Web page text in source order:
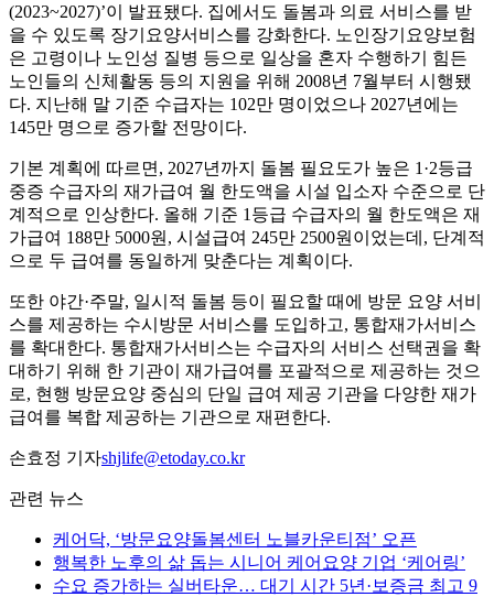
(2023~2027)’이 발표됐다. 집에서도 돌봄과 의료 서비스를 받
을 수 있도록 장기요양서비스를 강화한다. 노인장기요양보험
은 고령이나 노인성 질병 등으로 일상을 혼자 수행하기 힘든
노인들의 신체활동 등의 지원을 위해 2008년 7월부터 시행됐
다. 지난해 말 기준 수급자는 102만 명이었으나 2027년에는
145만 명으로 증가할 전망이다.
기본 계획에 따르면, 2027년까지 돌봄 필요도가 높은 1·2등급
중증 수급자의 재가급여 월 한도액을 시설 입소자 수준으로 단
계적으로 인상한다. 올해 기준 1등급 수급자의 월 한도액은 재
가급여 188만 5000원, 시설급여 245만 2500원이었는데, 단계적
으로 두 급여를 동일하게 맞춘다는 계획이다.
또한 야간·주말, 일시적 돌봄 등이 필요할 때에 방문 요양 서비
스를 제공하는 수시방문 서비스를 도입하고, 통합재가서비스
를 확대한다. 통합재가서비스는 수급자의 서비스 선택권을 확
대하기 위해 한 기관이 재가급여를 포괄적으로 제공하는 것으
로, 현행 방문요양 중심의 단일 급여 제공 기관을 다양한 재가
급여를 복합 제공하는 기관으로 재편한다.
손효정 기자shjlife@etoday.co.kr
관련 뉴스
케어닥, ‘방문요양돌봄센터 노블카운티점’ 오픈
행복한 노후의 삶 돕는 시니어 케어요양 기업 ‘케어링’
수요 증가하는 실버타운… 대기 시간 5년·보증금 최고 9